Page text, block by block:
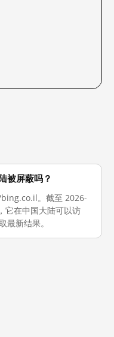
被屏蔽吗？
。截至 2026-
它在中国大陆可以访
最新结果。